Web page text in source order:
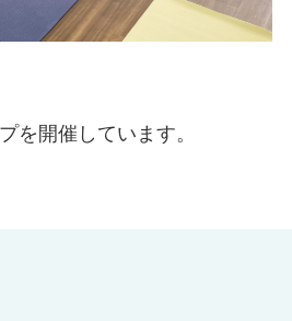
を開催しています。